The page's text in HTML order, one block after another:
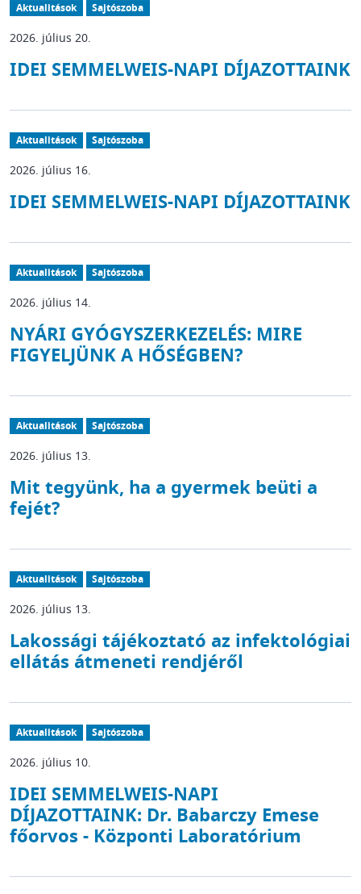
Aktualitások Sajtószoba
2026. július 20.
IDEI SEMMELWEIS-NAPI DÍJAZOTTAINK
Aktualitások Sajtószoba
2026. július 16.
IDEI SEMMELWEIS-NAPI DÍJAZOTTAINK
Aktualitások Sajtószoba
2026. július 14.
NYÁRI GYÓGYSZERKEZELÉS: MIRE
FIGYELJÜNK A HŐSÉGBEN?
Aktualitások Sajtószoba
2026. július 13.
Mit tegyünk, ha a gyermek beüti a
fejét?
Aktualitások Sajtószoba
2026. július 13.
Lakossági tájékoztató az infektológiai
ellátás átmeneti rendjéről
Aktualitások Sajtószoba
2026. július 10.
IDEI SEMMELWEIS-NAPI
DÍJAZOTTAINK: Dr. Babarczy Emese
főorvos - Központi Laboratórium